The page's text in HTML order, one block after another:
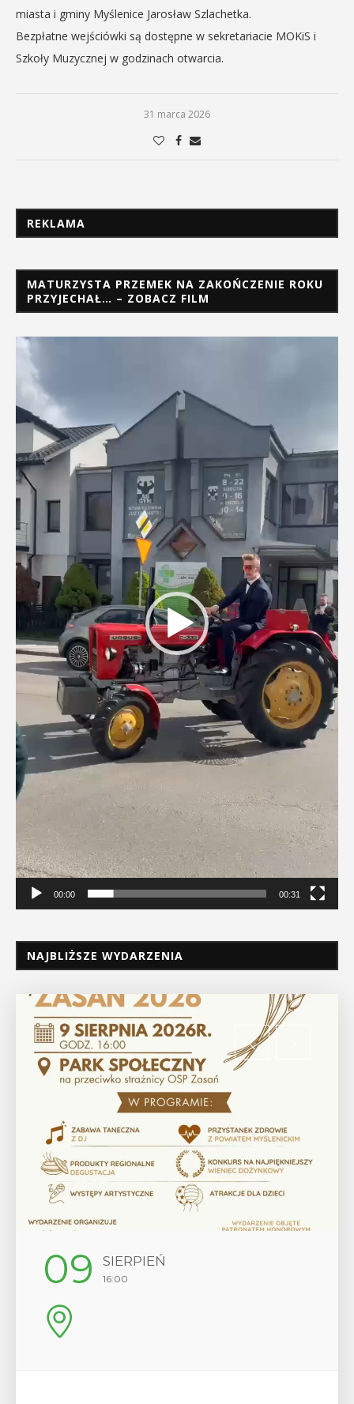
miasta i gminy Myślenice Jarosław Szlachetka.
Bezpłatne wejściówki są dostępne w sekretariacie MOKiS i
Szkoły Muzycznej w godzinach otwarcia.
31 marca 2026
REKLAMA
MATURZYSTA PRZEMEK NA ZAKOŃCZENIE ROKU
PRZYJECHAŁ… – ZOBACZ FILM
Odtwarzacz
00:00 00:31
NAJBLIŻSZE WYDARZENIA
09 SIERPIEŃ
16:00